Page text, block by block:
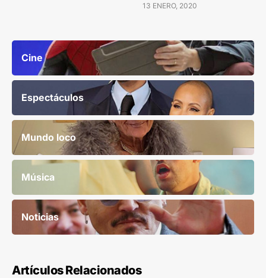
13 ENERO, 2020
Cine
Espectáculos
Mundo loco
Música
Noticias
Artículos Relacionados